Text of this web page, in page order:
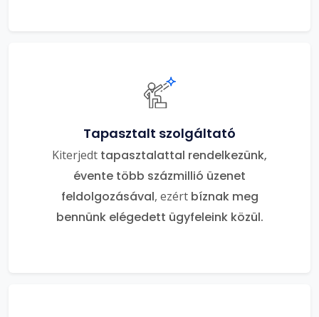
Tapasztalt szolgáltató
Kiterjedt tapasztalattal rendelkezünk,
évente több százmillió üzenet
feldolgozásával, ezért bíznak meg
bennünk elégedett ügyfeleink közül.